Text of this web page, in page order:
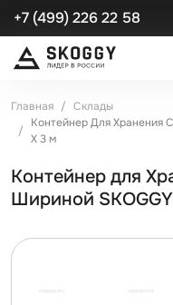
+7 (499) 226 22 58
Главная
Склады
Контейнер Для Хранения
Х 3 м
Контейнер для
Шириной